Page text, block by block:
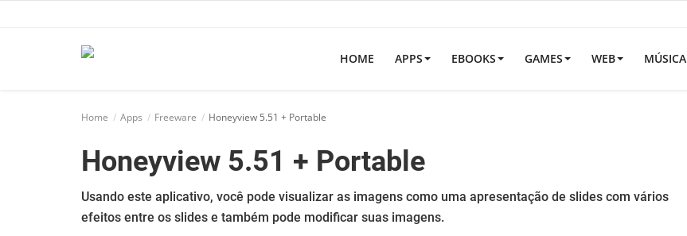
HOME APPS EBOOKS GAMES WEB MÚSICA
Home Apps Freeware Honeyview 5.51 + Portable
Honeyview 5.51 + Portable
Usando este aplicativo, você pode visualizar as imagens como uma apresentação de slides com vários
efeitos entre os slides e também pode modificar suas imagens.